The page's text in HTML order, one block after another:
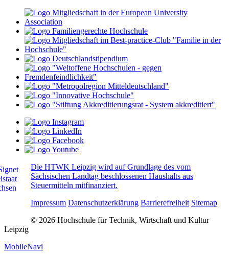
Die HTWK Leipzig wird auf Grundlage des vom
Sächsischen Landtag beschlossenen Haushalts aus
Steuermitteln mitfinanziert.
Impressum Datenschutzerklärung Barrierefreiheit Sitemap
© 2026 Hochschule für Technik, Wirtschaft und Kultur
Leipzig
MobileNavi